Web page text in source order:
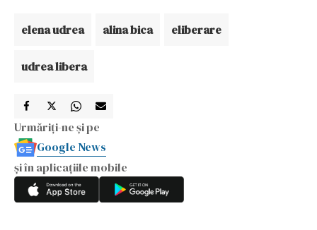
elena udrea alina bica eliberare
udrea libera
Urmăriți-ne și pe
Google News
și în aplicațiile mobile